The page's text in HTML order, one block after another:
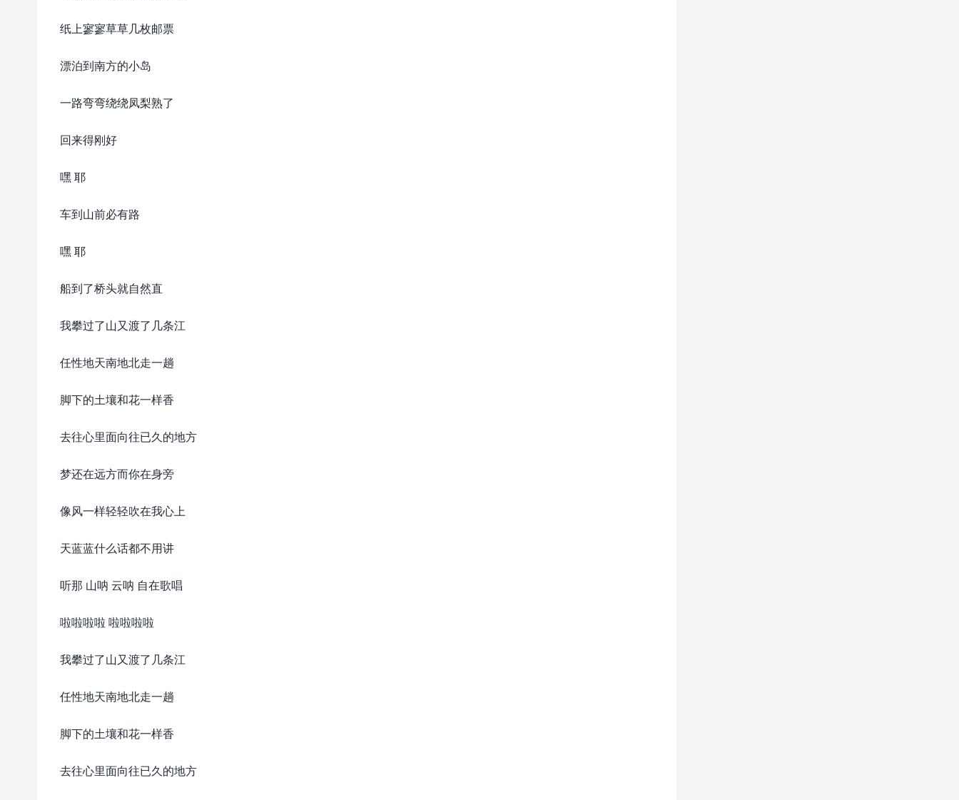
纸上寥寥草草几枚邮票
漂泊到南方的小岛
一路弯弯绕绕凤梨熟了
回来得刚好
嘿 耶
车到山前必有路
嘿 耶
船到了桥头就自然直
我攀过了山又渡了几条江
任性地天南地北走一趟
脚下的土壤和花一样香
去往心里面向往已久的地方
梦还在远方而你在身旁
像风一样轻轻吹在我心上
天蓝蓝什么话都不用讲
听那 山呐 云呐 自在歌唱
啦啦啦啦 啦啦啦啦
我攀过了山又渡了几条江
任性地天南地北走一趟
脚下的土壤和花一样香
去往心里面向往已久的地方